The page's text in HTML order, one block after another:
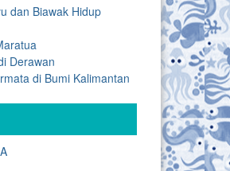
dan Biawak Hidup
Derawan
di Bumi Kalimantan